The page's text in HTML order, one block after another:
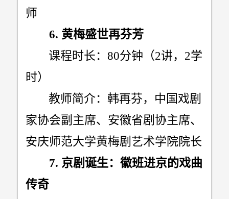
师
6. 黄梅盛世再芬芳
课程时长： 80分钟（2讲， 2学
时）
教师简介：韩再芬，中国戏剧
家协会副主席、安徽省剧协主席、
安庆师范大学黄梅剧艺术学院院长
7. 京剧诞生：徽班进京的戏曲
传奇